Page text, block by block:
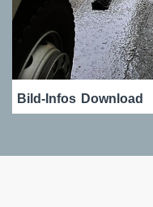
Bild-Infos Download